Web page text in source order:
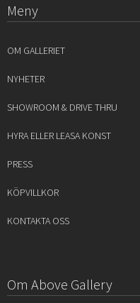
Meny
OM GALLERIET
NYHETER
SHOWROOM & DRIVE THRU
HYRA ELLER LEASA KONST
PRESS
KÖPVILLKOR
KONTAKTA OSS
Om Above Gallery